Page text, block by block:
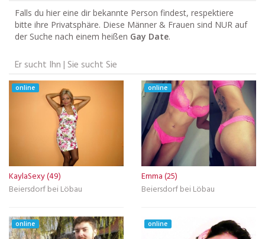
Falls du hier eine dir bekannte Person findest, respektiere
bitte ihre Privatsphäre. Diese Männer & Frauen sind NUR auf
der Suche nach einem heißen Gay Date.
Er sucht Ihn | Sie sucht Sie
online
KaylaSexy (49)
Beiersdorf bei Löbau
online
Emma (25)
Beiersdorf bei Löbau
online online